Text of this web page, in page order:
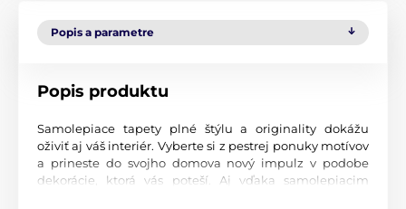
Popis a parametre
Popis produktu
Samolepiace tapety plné štýlu a originality dokážu
oživiť aj váš interiér. Vyberte si z pestrej ponuky motívov
a prineste do svojho domova nový impulz v podobe
dekorácie, ktorá vás poteší. Aj vďaka samolepiacim